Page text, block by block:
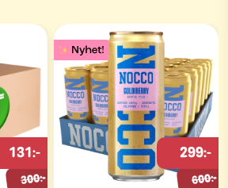
300:-
131:-
600:-
299:-